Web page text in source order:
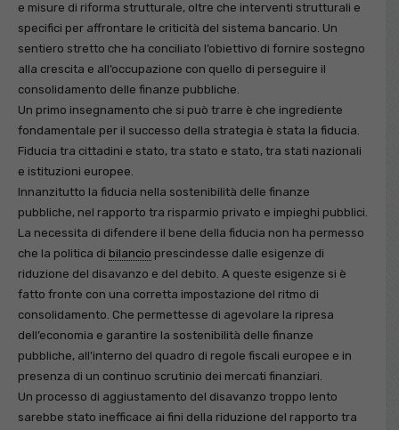
e misure di riforma strutturale, oltre che interventi strutturali e
specifici per affrontare le criticità del sistema bancario. Un
sentiero stretto che ha conciliato l’obiettivo di fornire sostegno
alla crescita e all’occupazione con quello di perseguire il
consolidamento delle finanze pubbliche.
Un primo insegnamento che si può trarre è che ingrediente
fondamentale per il successo della strategia è stata la fiducia.
Fiducia tra cittadini e stato, tra stato e stato, tra stati nazionali
e istituzioni europee.
Innanzitutto la fiducia nella sostenibilità delle finanze
pubbliche, nel rapporto tra risparmio privato e impieghi pubblici.
La necessita di difendere il bene della fiducia non ha permesso
che la politica di bilancio prescindesse dalle esigenze di
riduzione del disavanzo e del debito. A queste esigenze si è
fatto fronte con una corretta impostazione del ritmo di
consolidamento. Che permettesse di agevolare la ripresa
dell’economia e garantire la sostenibilità delle finanze
pubbliche, all’interno del quadro di regole fiscali europee e in
presenza di un continuo scrutinio dei mercati finanziari.
Un processo di aggiustamento del disavanzo troppo lento
sarebbe stato inefficace ai fini della riduzione del rapporto tra